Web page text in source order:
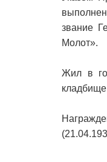
звание
Молот».
Жил в